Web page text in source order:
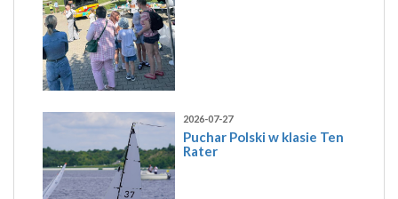
2026-07-27
Puchar Polski w klasie Ten
Rater